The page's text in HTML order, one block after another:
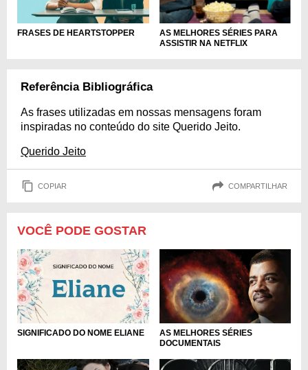
FRASES DE HEARTSTOPPER
AS MELHORES SÉRIES PARA
ASSISTIR NA NETFLIX
Referência Bibliográfica
As frases utilizadas em nossas mensagens foram
inspiradas no conteúdo do site Querido Jeito.
Querido Jeito
COPIAR COMPARTILHAR
VOCÊ PODE GOSTAR
SIGNIFICADO DO NOME ELIANE
AS MELHORES SÉRIES
DOCUMENTAIS